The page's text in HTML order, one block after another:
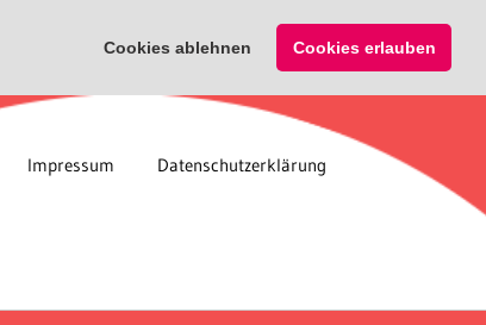
Cookies ablehnen Cookies erlauben
Impressum Datenschutzerklärung